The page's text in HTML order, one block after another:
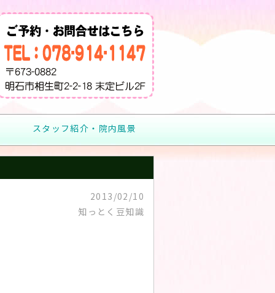
スタッフ紹介・院内風景
2013/02/10
知っとく豆知識